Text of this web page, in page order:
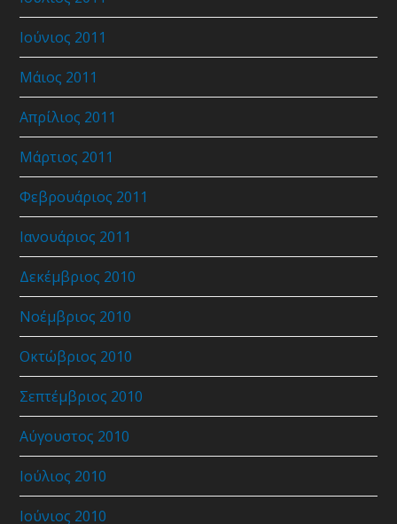
Ιούνιος 2011
Μάιος 2011
Απρίλιος 2011
Μάρτιος 2011
Φεβρουάριος 2011
Ιανουάριος 2011
Δεκέμβριος 2010
Νοέμβριος 2010
Οκτώβριος 2010
Σεπτέμβριος 2010
Αύγουστος 2010
Ιούλιος 2010
Ιούνιος 2010